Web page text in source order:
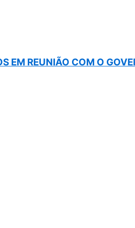
EM REUNIÃO COM O